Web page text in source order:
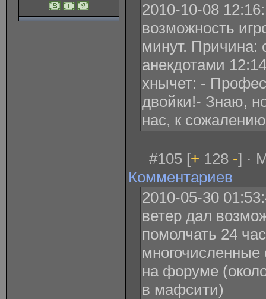
2010-10-08
возможность
минут.
анекдотами
хнычет: -
двойки!- Знаю,
нас, к
#105 [+ 128 -] ·
Комментариев
2010-05-30
ветер дал
помолчать 24
многочисленные
на форуме
в мафсити)